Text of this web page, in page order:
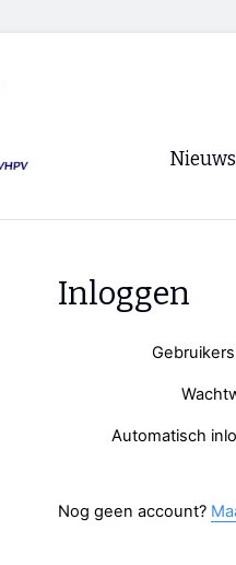
Nieuws
Inloggen
Automatisch
Nog geen account?